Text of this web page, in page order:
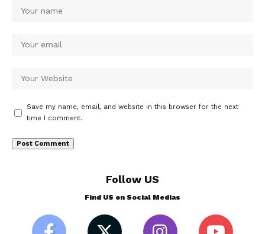
Save my name, email, and website in this browser for the next
time I comment.
Follow US
Find US on Social Medias